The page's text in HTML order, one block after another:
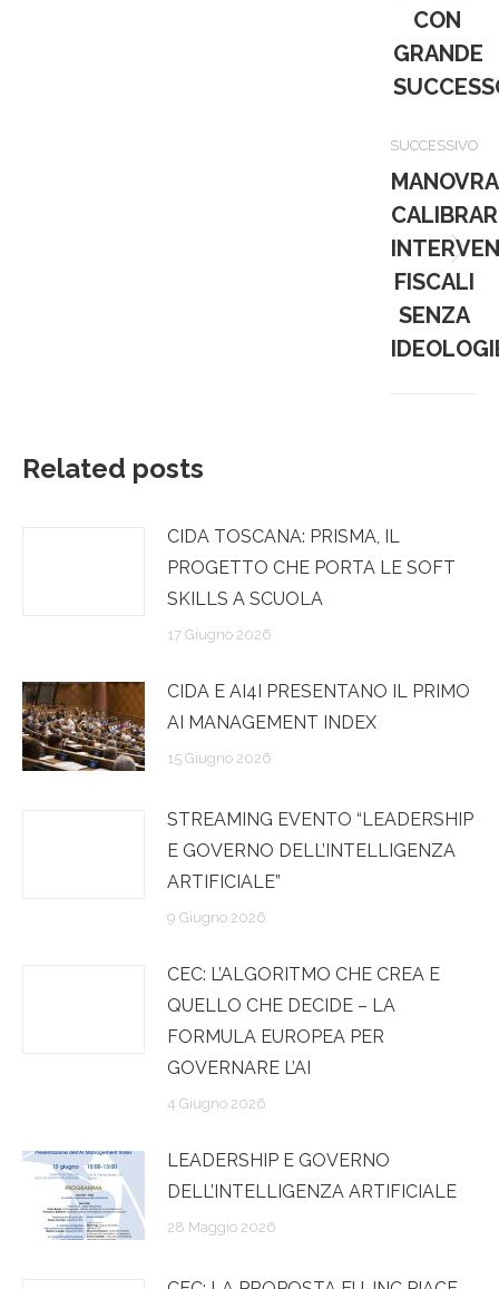
CON
GRANDE
SUCCESSIVO
post:
FISCALI
SENZA
Related posts
CIDA TOSCANA: PRISMA, IL
PROGETTO CHE PORTA LE SOFT
SKILLS A SCUOLA
17 Giugno 2026
CIDA E AI4I PRESENTANO IL PRIMO
AI MANAGEMENT INDEX
15 Giugno 2026
STREAMING EVENTO “LEADERSHIP
E GOVERNO DELL’INTELLIGENZA
ARTIFICIALE”
9 Giugno 2026
CEC: L’ALGORITMO CHE CREA E
QUELLO CHE DECIDE – LA
FORMULA EUROPEA PER
GOVERNARE L’AI
4 Giugno 2026
LEADERSHIP E GOVERNO
DELL’INTELLIGENZA ARTIFICIALE
28 Maggio 2026